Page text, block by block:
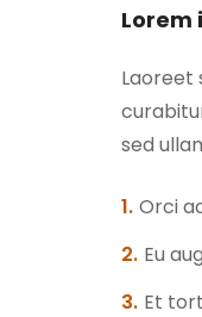
Lorem
Laoreet
sed
Orci
Eu
Et